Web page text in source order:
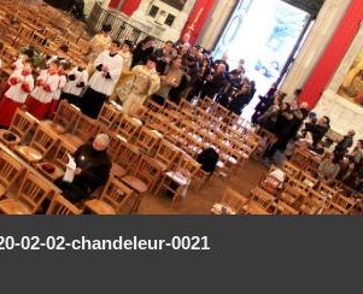
02-02-chandeleur-0021